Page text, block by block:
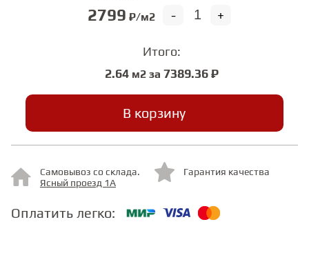
ФАНЕРА
МИНЕРАЛЬНО-КАМЕННЫЙ
ЛАМИНАТ MSPC
ЛАМИНАТ SWF
2799 ₽/м2 +
-
Итого:
2.64м2 за 7389.36 ₽
В корзину
Самовывоз со склада.
Ясный проезд 1А
Гарантия качества
Оплатить легко: